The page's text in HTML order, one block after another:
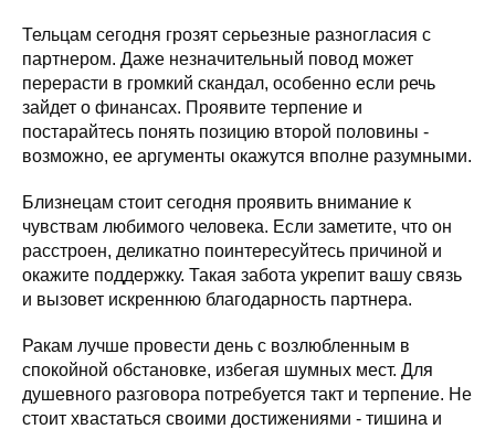
Тельцам сегодня грозят серьезные разногласия с
партнером. Даже незначительный повод может
перерасти в громкий скандал, особенно если речь
зайдет о финансах. Проявите терпение и
постарайтесь понять позицию второй половины -
возможно, ее аргументы окажутся вполне разумными.
Близнецам стоит сегодня проявить внимание к
чувствам любимого человека. Если заметите, что он
расстроен, деликатно поинтересуйтесь причиной и
окажите поддержку. Такая забота укрепит вашу связь
и вызовет искреннюю благодарность партнера.
Ракам лучше провести день с возлюбленным в
спокойной обстановке, избегая шумных мест. Для
душевного разговора потребуется такт и терпение. Не
стоит хвастаться своими достижениями - тишина и